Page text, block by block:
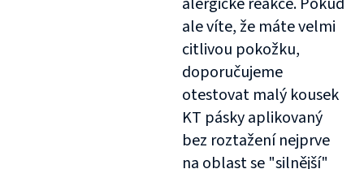
ale víte, že máte velmi
citlivou pokožku,
doporučujeme
otestovat malý kousek
KT pásky aplikovaný
bez roztažení nejprve
na oblast se "silnější"